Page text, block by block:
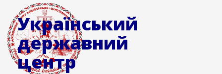
Український
державний
центр